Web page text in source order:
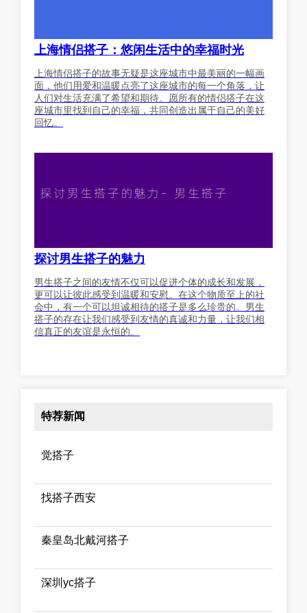
上海情侣搭子：悠闲生活中的幸福时光
上海情侣搭子的故事无疑是这座城市中最美丽的一幅画
面，他们用爱和温暖点亮了这座城市的每一个角落，让
人们对生活充满了希望和期待。愿所有的情侣搭子在这
座城市里找到自己的幸福，共同创造出属于自己的美好
回忆。
探讨男生搭子的魅力
男生搭子之间的友情不仅可以促进个体的成长和发展，
更可以让彼此感受到温暖和安慰。在这个物质至上的社
会中，有一个可以坦诚相待的搭子是多么珍贵的。男生
搭子的存在让我们感受到友情的真诚和力量，让我们相
信真正的友谊是永恒的。
特荐新闻
觉搭子
找搭子西安
秦皇岛北戴河搭子
深圳yc搭子